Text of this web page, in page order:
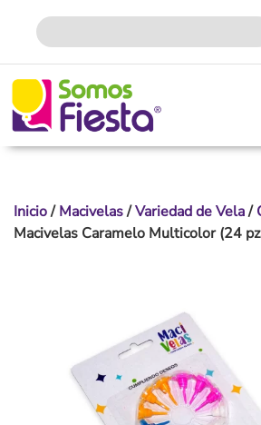
Inicio/Macivelas/Variedad de Vela/
Macivelas Caramelo Multicolor (24